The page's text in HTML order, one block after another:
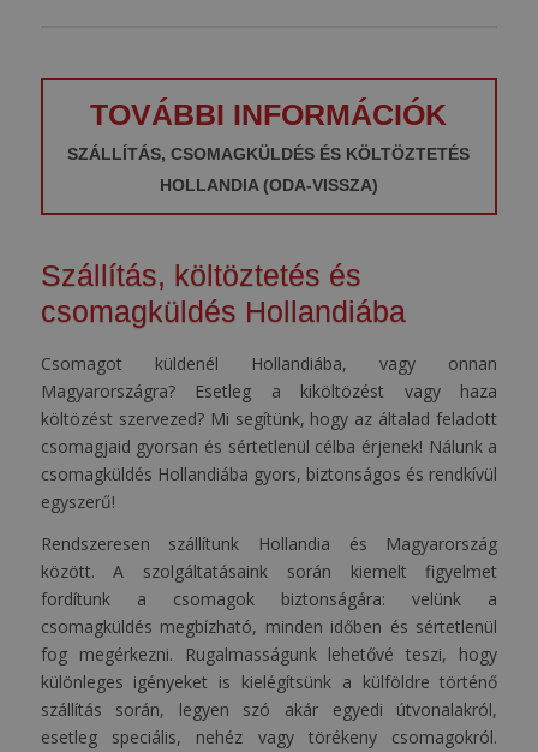
TOVÁBBI INFORMÁCIÓK
SZÁLLÍTÁS, CSOMAGKÜLDÉS ÉS KÖLTÖZTETÉS
HOLLANDIA (ODA-VISSZA)
Szállítás, költöztetés és
csomagküldés Hollandiába
Csomagot küldenél Hollandiába, vagy onnan
Magyarországra? Esetleg a kiköltözést vagy haza
költözést szervezed? Mi segítünk, hogy az általad feladott
csomagjaid gyorsan és sértetlenül célba érjenek! Nálunk a
csomagküldés Hollandiába gyors, biztonságos és rendkívül
egyszerű!
Rendszeresen szállítunk Hollandia és Magyarország
között. A szolgáltatásaink során kiemelt figyelmet
fordítunk a csomagok biztonságára: velünk a
csomagküldés megbízható, minden időben és sértetlenül
fog megérkezni. Rugalmasságunk lehetővé teszi, hogy
különleges igényeket is kielégítsünk a külföldre történő
szállítás során, legyen szó akár egyedi útvonalakról,
esetleg speciális, nehéz vagy törékeny csomagokról.